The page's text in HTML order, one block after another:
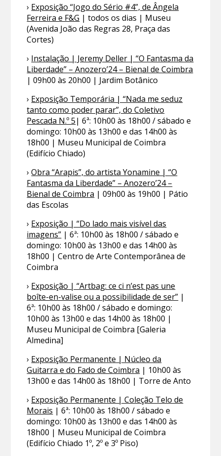
› Exposição “Jogo do Sério #4”, de Ângela
Ferreira e F&G | todos os dias | Museu
(Avenida João das Regras 28, Praça das
Cortes)
› Instalação | Jeremy Deller | “O Fantasma da
Liberdade” – Anozero’24 – Bienal de Coimbra
| 09h00 às 20h00 | Jardim Botânico
› Exposição Temporária | “Nada me seduz
tanto como poder parar”, do Coletivo
Pescada N.º 5| 6ª: 10h00 às 18h00 / sábado e
domingo: 10h00 às 13h00 e das 14h00 às
18h00 | Museu Municipal de Coimbra
(Edifício Chiado)
›Obra “Arapis”, do artista Yonamine | “O
Fantasma da Liberdade” – Anozero’24 –
Bienal de Coimbra | 09h00 às 19h00 | Pátio
das Escolas
› Exposição | “Do lado mais visível das
imagens” | 6ª: 10h00 às 18h00 / sábado e
domingo: 10h00 às 13h00 e das 14h00 às
18h00 | Centro de Arte Contemporânea de
Coimbra
› Exposição | “Artbag: ce ci n’est pas une
boîte-en-valise ou a possibilidade de ser” |
6ª: 10h00 às 18h00 / sábado e domingo:
10h00 às 13h00 e das 14h00 às 18h00 |
Museu Municipal de Coimbra [Galeria
Almedina]
› Exposição Permanente | Núcleo da
Guitarra e do Fado de Coimbra | 10h00 às
13h00 e das 14h00 às 18h00 | Torre de Anto
› Exposição Permanente | Coleção Telo de
Morais | 6ª: 10h00 às 18h00 / sábado e
domingo: 10h00 às 13h00 e das 14h00 às
18h00 | Museu Municipal de Coimbra
(Edifício Chiado 1º, 2º e 3º Piso)